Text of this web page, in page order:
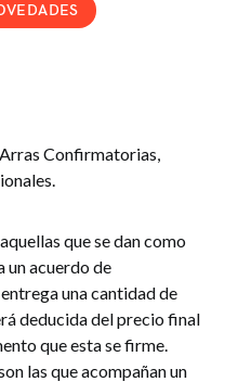
Confirmatorias,
que se dan como
un acuerdo de
una cantidad de
deducida del precio final
que esta se firme.
las que acompañan un